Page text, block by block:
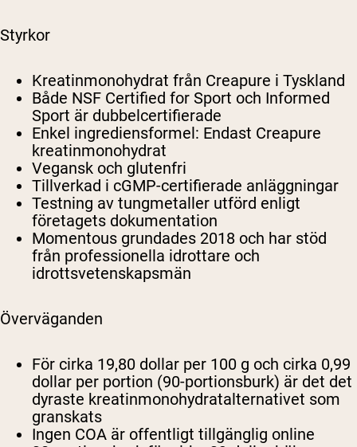
Styrkor
Kreatinmonohydrat från Creapure i Tyskland
Både NSF Certified for Sport och Informed
Sport är dubbelcertifierade
Enkel ingrediensformel: Endast Creapure
kreatinmonohydrat
Vegansk och glutenfri
Tillverkad i cGMP-certifierade anläggningar
Testning av tungmetaller utförd enligt
företagets dokumentation
Momentous grundades 2018 och har stöd
från professionella idrottare och
idrottsvetenskapsmän
Överväganden
För cirka 19,80 dollar per 100 g och cirka 0,99
dollar per portion (90-portionsburk) är det det
dyraste kreatinmonohydratalternativet som
granskats
Ingen COA är offentligt tillgänglig online